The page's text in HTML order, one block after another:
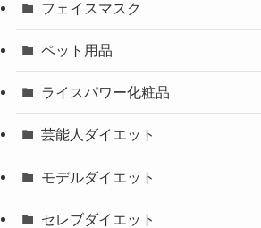
フェイスマスク
ペット用品
ライスパワー化粧品
芸能人ダイエット
モデルダイエット
セレブダイエット